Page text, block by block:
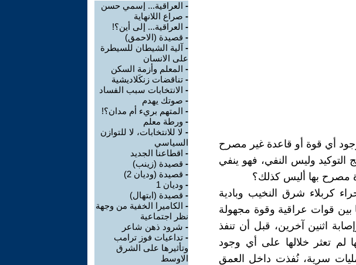
أي قوة أو قاعدة غير مصرح
التوكيد وليس النفي، فهو ينفي
مصرح بها أليس كذلك؟
كربلاء شرق النخيب وبادية
قوات عراقية وقوة مجهولة
اثنين آخرين، قبل أن تنفذ
لم تعثر خلالها على أي وجود
سرية، نُفذت داخل العمق
- العراقية... إسمي حسن
- صراع اللانهاية
- العراقية... إلى أين؟!
- قصيدة (الاحمق)
- آلية الشيطان للسيطرة
على الانسان
- المعلم وأزمة السكن
- تناقضات زنكَلاديشية
- الانتخابات سبب الفساد
- صوتك يهدم
- المتهم بريء أم مدان؟!
- ورطة معلم
- لا للانتخابات، لا للتوازن
السياسي
- اقطاعنا الجديد
- قصيدة (زينب)
- قصيدة (وديان 2)
- وديان 1
- قصيدة (ابتهال)
- الكاميرا الخفية من وجهة
نظر اجتماعية
- شرود ذهن شاعر
- تداعيات فوز ترامب
وتأثيرها على الشرق
الاوسط